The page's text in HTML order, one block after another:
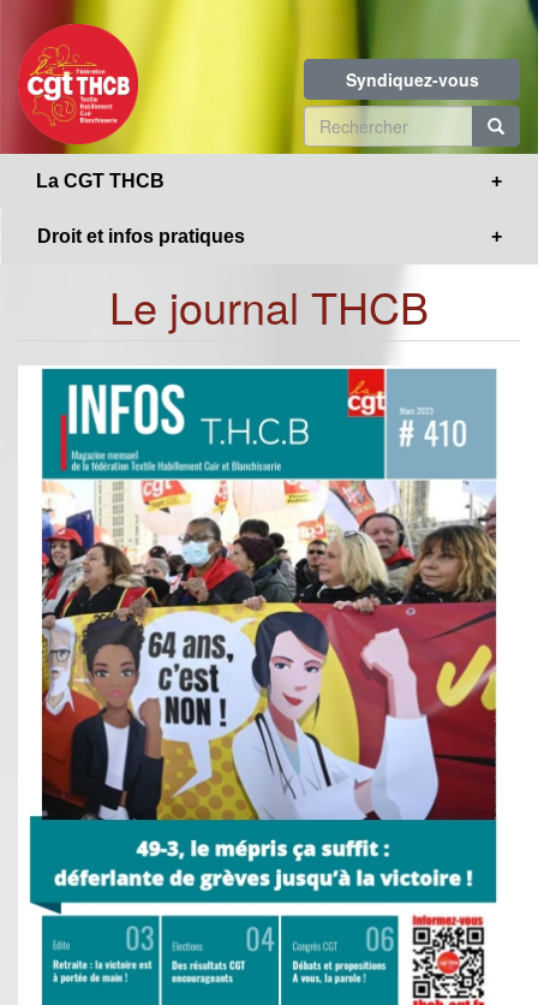
contenu
principal
Syndiquez-vous
Formulaire
de
La CGT THCB
Droit et infos pratiques
Le journal THCB